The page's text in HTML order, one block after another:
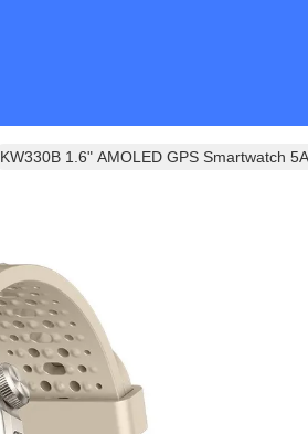
KW330B 1.6" AMOLED GPS Smartwatch